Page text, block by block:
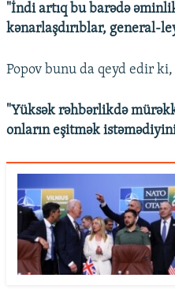
"İndi artıq bu barədə
kənarlaşdırıblar, general-
Popov bunu da qeyd edir
"Yüksək rəhbərlikdə
onların eşitmək